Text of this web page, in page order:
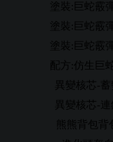
塗裝:巨蛇霰
塗裝:巨蛇霰
塗裝:巨蛇霰
配方:仿生巨
異變核芯-
異變核芯-連
熊熊背包背